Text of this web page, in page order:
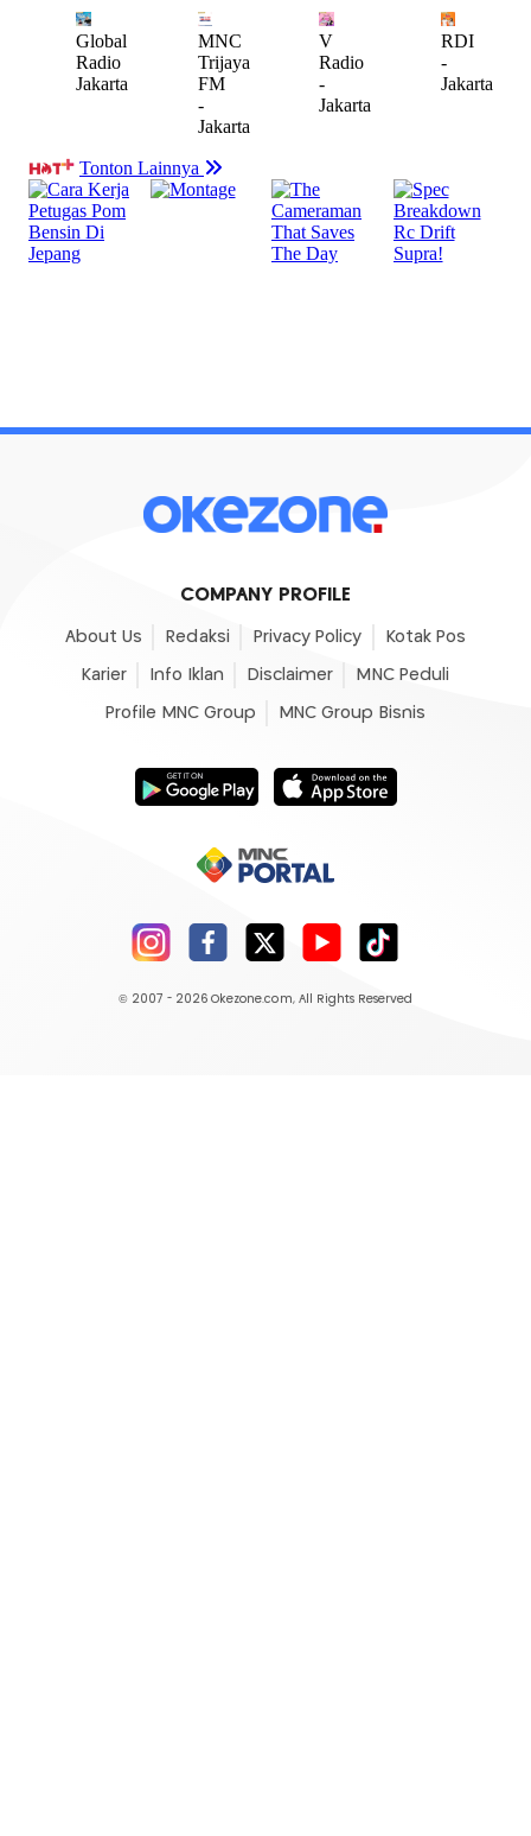
COMPANY PROFILE
About Us Redaksi Privacy Policy Kotak Pos
Karier Info Iklan Disclaimer MNC Peduli
Profile MNC Group MNC Group Bisnis
© 2007 - 2026 Okezone.com, All Rights Reserved